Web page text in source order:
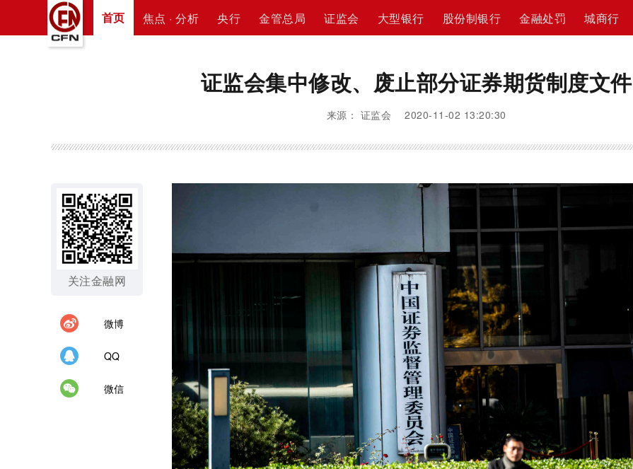
首页 焦点 · 分析 央行 金管总局 证监会 大型银行 股份制银行 金融处罚 城商行
证监会集中修改、废止部分证券期货制度文件
来源： 证监会 2020-11-02 13:20:30
关注金融网
微博
QQ
微信